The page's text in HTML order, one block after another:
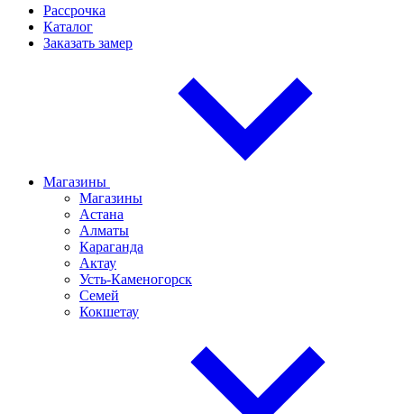
Рассрочка
Каталог
Заказать замер
Магазины
Магазины
Астана
Алматы
Караганда
Актау
Усть-Каменогорск
Семей
Кокшетау